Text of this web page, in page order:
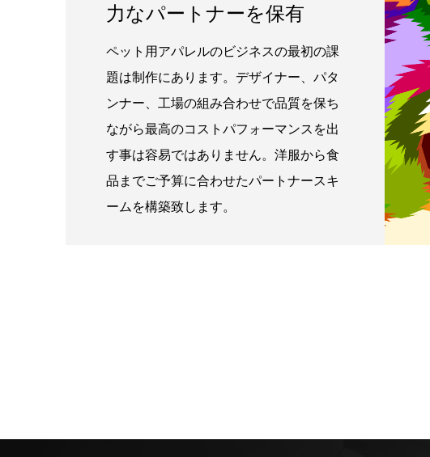
力なパートナーを保有
ペット用アパレルのビジネスの最初の課
題は制作にあります。デザイナー、パタ
ンナー、工場の組み合わせで品質を保ち
ながら最高のコストパフォーマンスを出
す事は容易ではありません。洋服から食
品までご予算に合わせたパートナースキ
ームを構築致します。